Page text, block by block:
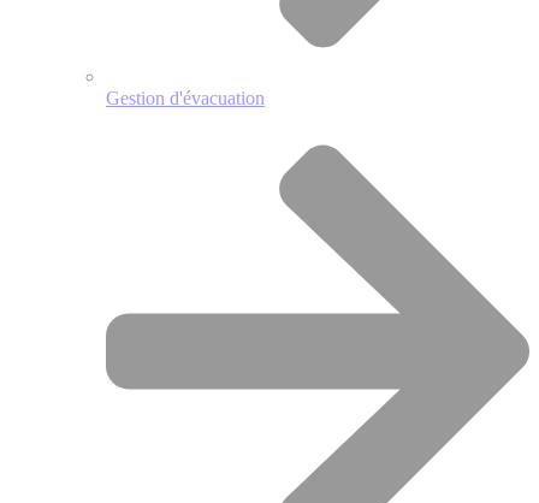
Gestion d'évacuation